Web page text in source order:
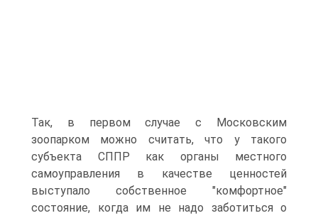
Так, в первом случае с Московским
зоопарком можно считать, что у такого
субъекта СППР как органы местного
самоуправления в качестве ценностей
выступало собственное "комфортное"
состояние, когда им не надо заботиться о